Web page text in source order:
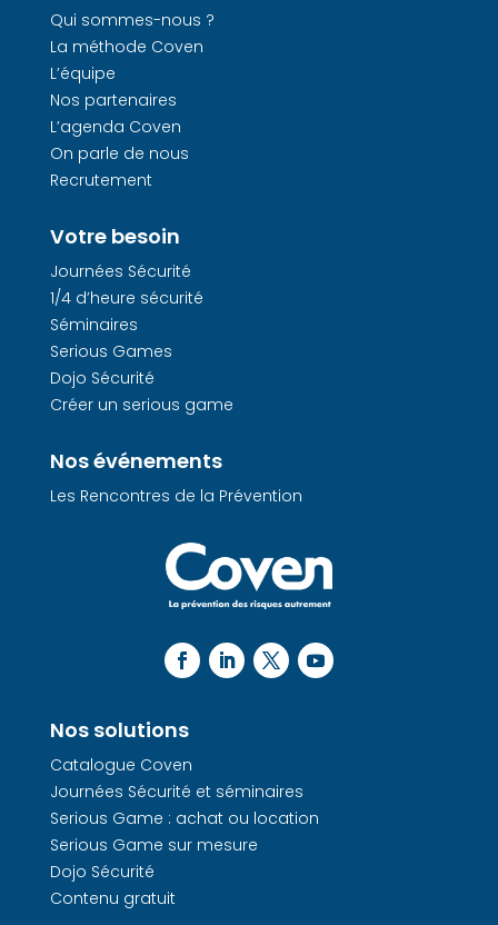
Qui sommes-nous ?
La méthode Coven
L’équipe
Nos partenaires
L’agenda Coven
On parle de nous
Recrutement
Votre besoin
Journées Sécurité
1/4 d’heure sécurité
Séminaires
Serious Games
Dojo Sécurité
Créer un serious game
Nos événements
Les Rencontres de la Prévention
Nos solutions
Catalogue Coven
Journées Sécurité et séminaires
Serious Game : achat ou location
Serious Game sur mesure
Dojo Sécurité
Contenu gratuit